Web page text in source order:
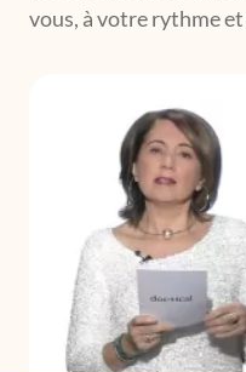
vous, à votre rythme